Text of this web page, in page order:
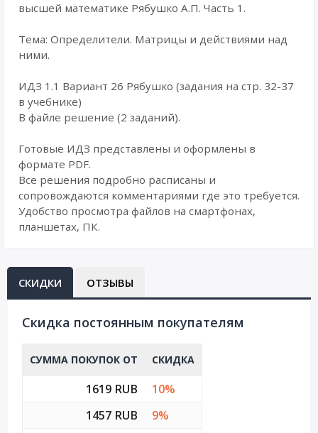
высшей математике Рябушко А.П. Часть 1.
Тема: Определители. Матрицы и действиями над
ними.
ИДЗ 1.1 Вариант 26 Рябушко (задания на стр. 32-37
в учебнике)
В файле решение (2 заданий).
Готовые ИДЗ представлены и оформлены в
формате PDF.
Все решения подробно расписаны и
сопровождаются комментариями где это требуется.
Удобство просмотра файлов на смартфонах,
планшетах, ПК.
СКИДКИ ОТЗЫВЫ
Cкидка постоянным покупателям
СУММА ПОКУПОК ОТ СКИДКА
1619 RUB
10%
1457 RUB
9%